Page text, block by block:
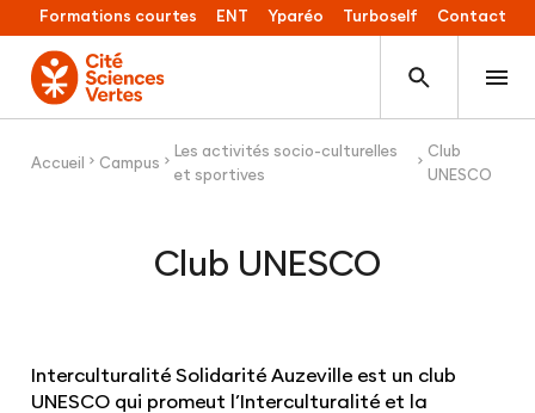
Formations courtes ENT Yparéo Turboself Contact
Accueil Campus
Les activités socio-culturelles
et sportives
Club
UNESCO
Club UNESCO
Interculturalité Solidarité Auzeville est un club
UNESCO qui promeut l’Interculturalité et la